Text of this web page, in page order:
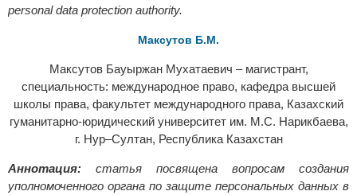
personal data protection authority.
Максутов Б.М.
Максутов Бауыржан Мухатаевич – магистрант,
специальность: международное право, кафедра высшей
школы права, факультет международного права, Казахский
гуманитарно-юридический университет им. М.С. Нарикбаева,
г. Нур–Султан, Республика Казахстан
Аннотация: статья посвящена вопросам создания
уполномоченного органа по защите персональных данных в